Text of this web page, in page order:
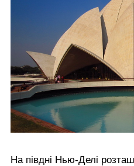
На півдні Нью-Делі